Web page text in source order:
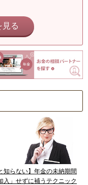
見る
知らない】年金の未納期間
入」せずに補うテクニック